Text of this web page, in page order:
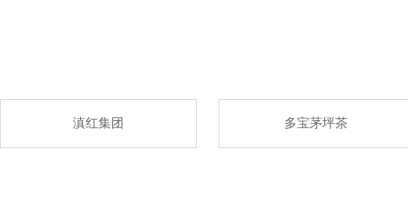
滇红集团 多宝茅坪茶